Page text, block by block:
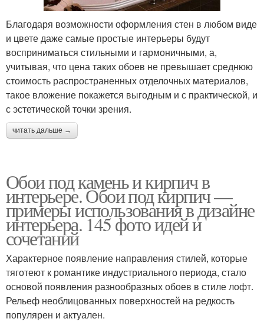
Благодаря возможности оформления стен в любом виде
и цвете даже самые простые интерьеры будут
восприниматься стильными и гармоничными, а,
учитывая, что цена таких обоев не превышает среднюю
стоимость распространенных отделочных материалов,
такое вложение покажется выгодным и с практической, и
с эстетической точки зрения.
читать дальше →
Обои под камень и кирпич в
интерьере. Обои под кирпич —
примеры использования в дизайне
интерьера. 145 фото идей и
сочетаний
Характерное появление направления стилей, которые
тяготеют к романтике индустриального периода, стало
основой появления разнообразных обоев в стиле лофт.
Рельеф необлицованных поверхностей на редкость
популярен и актуален.